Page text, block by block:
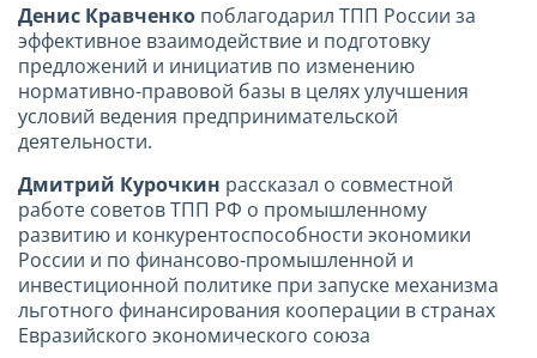
Денис Кравченко поблагодарил ТПП России за
эффективное взаимодействие и подготовку
предложений и инициатив по изменению
нормативно-правовой базы в целях улучшения
условий ведения предпринимательской
деятельности.
Дмитрий Курочкин рассказал о совместной
работе советов ТПП РФ о промышленному
развитию и конкурентоспособности экономики
России и по финансово-промышленной и
инвестиционной политике при запуске механизма
льготного финансирования кооперации в странах
Евразийского экономического союза